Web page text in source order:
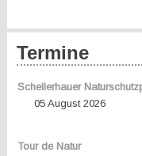
Termine
Schellerhauer
05 August 2026
Tour de Natur